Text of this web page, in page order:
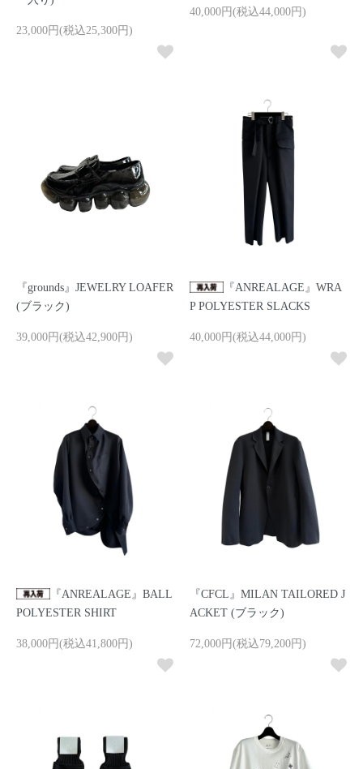
23,000円(税込25,300円)
40,000円(税込44,000円)
『grounds』JEWELRY LOAFER
(ブラック)
39,000円(税込42,900円)
『ANREALAGE』WRA
P POLYESTER SLACKS
40,000円(税込44,000円)
『ANREALAGE』BALL
POLYESTER SHIRT
38,000円(税込41,800円)
『CFCL』MILAN TAILORED J
ACKET (ブラック)
72,000円(税込79,200円)